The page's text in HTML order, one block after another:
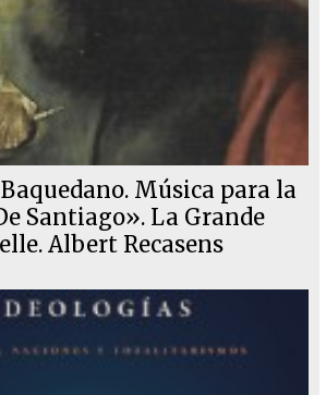
Baquedano. Música para la
Santiago». La Grande
Albert Recasens